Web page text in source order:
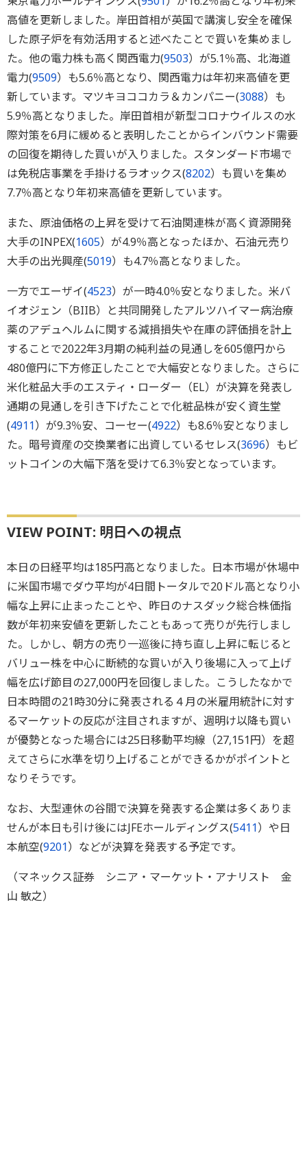
高値を更新しました。岸田首相が英国で講演し安全を確保
した原子炉を有効活用すると述べたことで買いを集めまし
た。他の電力株も高く関西電力(9503）が5.1％高、北海道
電力(9509）も5.6％高となり、関西電力は年初来高値を更
新しています。マツキヨココカラ＆カンパニー(3088）も
5.9％高となりました。岸田首相が新型コロナウイルスの水
際対策を6月に緩めると表明したことからインバウンド需要
の回復を期待した買いが入りました。スタンダード市場で
は免税店事業を手掛けるラオックス(8202）も買いを集め
7.7％高となり年初来高値を更新しています。
また、原油価格の上昇を受けて石油関連株が高く資源開発
大手のINPEX(1605）が4.9％高となったほか、石油元売り
大手の出光興産(5019）も4.7％高となりました。
一方でエーザイ(4523）が一時4.0％安となりました。米バ
イオジェン（BIIB）と共同開発したアルツハイマー病治療
薬のアデュヘルムに関する減損損失や在庫の評価損を計上
することで2022年3月期の純利益の見通しを605億円から
480億円に下方修正したことで大幅安となりました。さらに
米化粧品大手のエスティ・ローダー（EL）が決算を発表し
通期の見通しを引き下げたことで化粧品株が安く資生堂
(4911）が9.3％安、コーセー(4922）も8.6％安となりまし
た。暗号資産の交換業者に出資しているセレス(3696）もビ
ットコインの大幅下落を受けて6.3％安となっています。
VIEW POINT: 明日への視点
本日の日経平均は185円高となりました。日本市場が休場中
に米国市場でダウ平均が4日間トータルで20ドル高となり小
幅な上昇に止まったことや、昨日のナスダック総合株価指
数が年初来安値を更新したこともあって売りが先行しまし
た。しかし、朝方の売り一巡後に持ち直し上昇に転じると
バリュー株を中心に断続的な買いが入り後場に入って上げ
幅を広げ節目の27,000円を回復しました。こうしたなかで
日本時間の21時30分に発表される４月の米雇用統計に対す
るマーケットの反応が注目されますが、週明け以降も買い
が優勢となった場合には25日移動平均線（27,151円）を超
えてさらに水準を切り上げることができるかがポイントと
なりそうです。
なお、大型連休の谷間で決算を発表する企業は多くありま
せんが本日も引け後にはJFEホールディングス(5411）や日
本航空(9201）などが決算を発表する予定です。
（マネックス証券 シニア・マーケット・アナリスト 金
山 敏之）